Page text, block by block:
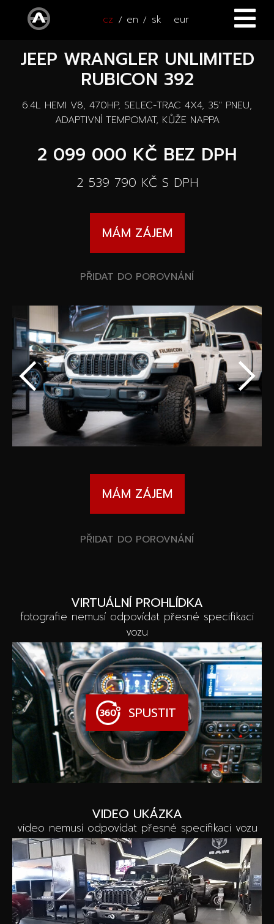
cz en sk eur
ÚVOD
Všechny vozy
Nové vozy
Autooutlet Design
ČTYŘKOLKY
SERVIS
PŘÍSLUŠENSTVÍ
Wheel Pros
Speciální akce
Archiv
JEEP WRANGLER UNLIMITED
RUBICON 392
6.4L HEMI V8, 470HP, SELEC-TRAC 4X4, 35" PNEU,
ADAPTIVNÍ TEMPOMAT, KŮŽE NAPPA
2 099 000 KČ BEZ DPH
2 539 790 KČS DPH
MÁM ZÁJEM
PŘIDAT DO POROVNÁNÍ
MÁM ZÁJEM
PŘIDAT DO POROVNÁNÍ
VIRTUÁLNÍ PROHLÍDKA
fotografie nemusí odpovídat přesné specifikaci
vozu
SPUSTIT
VIDEO UKÁZKA
video nemusí odpovídat přesné specifikaci vozu